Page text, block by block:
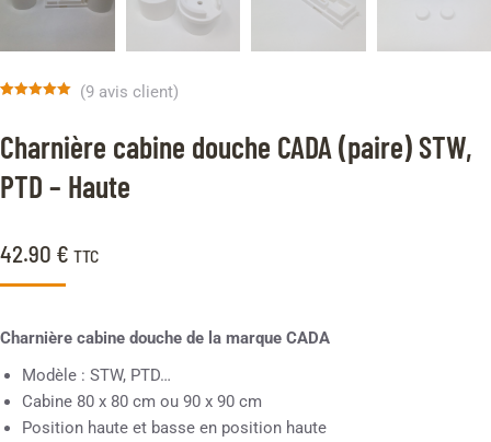
Charnière cabine douche CADA (paire) STW,
PTD – Haute
42.90 € TTC
sur
notations
(9avis client)
Charnière cabine douche de la marque CADA
Modèle : STW, PTD…
Cabine 80 x 80 cm ou 90 x 90 cm
Position haute et basse en position haute